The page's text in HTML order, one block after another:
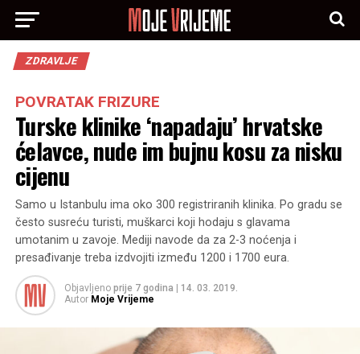
ZDRAVLJE
POVRATAK FRIZURE
Turske klinike ‘napadaju’ hrvatske
ćelavce, nude im bujnu kosu za nisku
cijenu
Samo u Istanbulu ima oko 300 registriranih klinika. Po gradu se
često susreću turisti, muškarci koji hodaju s glavama
umotanim u zavoje. Mediji navode da za 2-3 noćenja i
presađivanje treba izdvojiti između 1200 i 1700 eura.
Objavljeno prije 7 godina
14. 03. 2019.
Autor Moje Vrijeme